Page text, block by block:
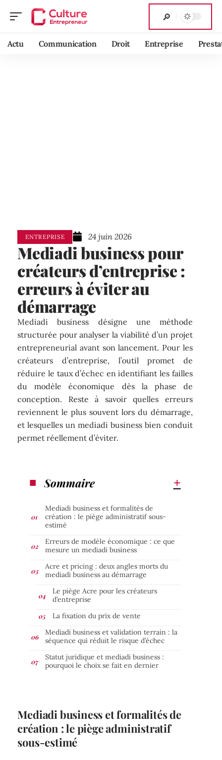
Actu Communication Droit Entreprise
ENTREPRISE 24 juin 2026
Mediadi business pour
créateurs d’entreprise :
erreurs à éviter au
démarrage
Mediadi business désigne une méthode
structurée pour analyser la viabilité d’un projet
entrepreneurial avant son lancement. Pour les
créateurs d’entreprise, l’outil promet de
réduire le taux d’échec en identifiant les failles
du modèle économique dès la phase de
conception. Reste à savoir quelles erreurs
reviennent le plus souvent lors du démarrage,
et lesquelles un mediadi business bien conduit
permet réellement d’éviter.
Sommaire
Mediadi business et formalités de
création : le piège administratif sous-
estimé
Erreurs de modèle économique : ce que
mesure un mediadi business
Acre et pricing : deux angles morts du
mediadi business au démarrage
Le piège Acre pour les créateurs
d’entreprise
La fixation du prix de vente
Mediadi business et validation terrain : la
séquence qui réduit le risque d’échec
Statut juridique et mediadi business :
pourquoi le choix se fait en dernier
Mediadi business et formalités de
création : le piège administratif
sous-estimé